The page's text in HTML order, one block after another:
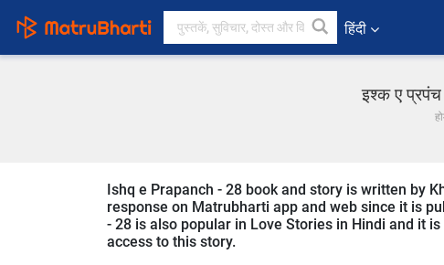
हिंदी
इश्क ए प्रपंच
Ishq e Prapanch - 28 book and story is written by
response on Matrubharti app and web since it is
- 28 is also popular in Love Stories in Hindi and it
access to this story.